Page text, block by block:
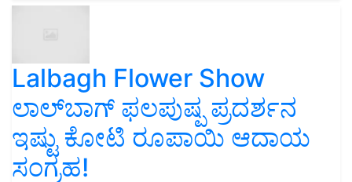
Lalbagh Flower Show
ಲಾಲ್‌ಬಾಗ್ ಫಲಪುಷ್ಪ ಪ್ರದರ್ಶನ
ಇಷ್ಟು ಕೋಟಿ ರೂಪಾಯಿ ಆದಾಯ
ಸಂಗ್ರಹ!